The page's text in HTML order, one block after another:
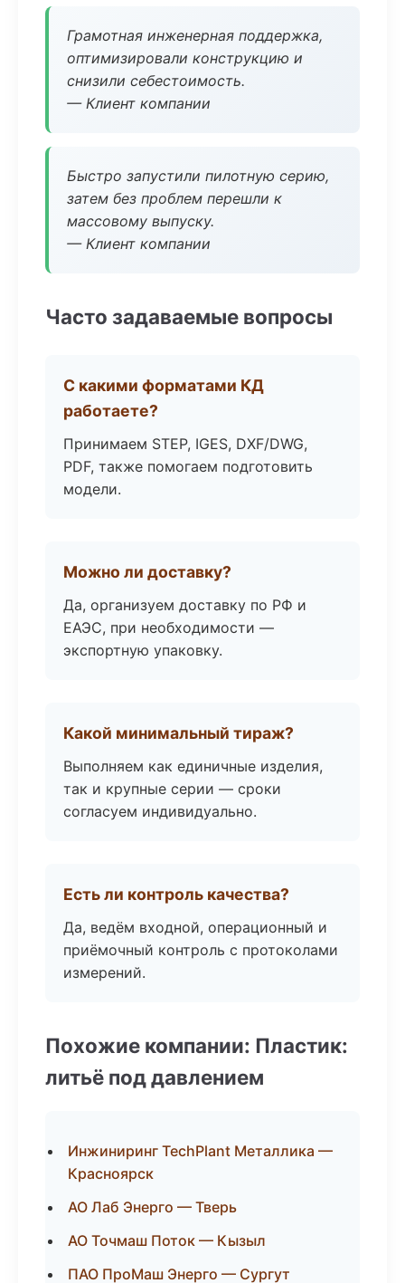
Грамотная инженерная поддержка,
оптимизировали конструкцию и
снизили себестоимость.
— Клиент компании
Быстро запустили пилотную серию,
затем без проблем перешли к
массовому выпуску.
— Клиент компании
Часто задаваемые вопросы
С какими форматами КД
работаете?
Принимаем STEP, IGES, DXF/DWG,
PDF, также помогаем подготовить
модели.
Можно ли доставку?
Да, организуем доставку по РФ и
ЕАЭС, при необходимости —
экспортную упаковку.
Какой минимальный тираж?
Выполняем как единичные изделия,
так и крупные серии — сроки
согласуем индивидуально.
Есть ли контроль качества?
Да, ведём входной, операционный и
приёмочный контроль с протоколами
измерений.
Похожие компании: Пластик:
литьё под давлением
Инжиниринг TechPlant Металлика —
Красноярск
АО Лаб Энерго — Тверь
АО Точмаш Поток — Кызыл
ПАО ПроМаш Энерго — Сургут